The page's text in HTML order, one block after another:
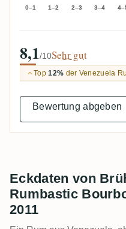
0–1 1–2 2–3 3–4
8,1/10Sehr gut
Top12% der Venezuela
Bewertung abgeben
Eckdaten von
Rumbastic
2011